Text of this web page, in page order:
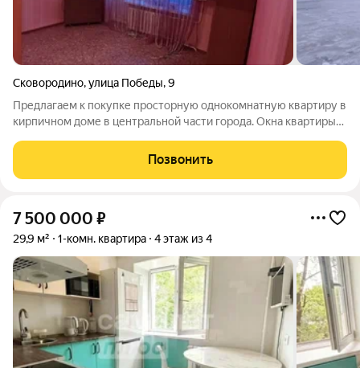
Сковородино,улица Победы,9
Предлагаем к покупке просторную однокомнатную квартиру в
кирпичном доме в центральной части города. Окна квартиры
теплой, солнечной и уютной. Выполнен косметический
ремонт. Имеется балкон. МПО.
Позвонить
7 500 000 ₽
29,9 м² 1-комн. квартира 4 этаж из 4